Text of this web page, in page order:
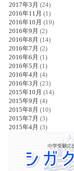
2017年3月 (24)
2016年11月 (1)
2016年10月 (19)
2016年9月 (2)
2016年8月 (14)
2016年7月 (2)
2016年6月 (1)
2016年5月 (1)
2016年4月 (4)
2016年3月 (23)
2015年10月 (14)
2015年9月 (4)
2015年8月 (10)
2015年7月 (3)
2015年4月 (3)